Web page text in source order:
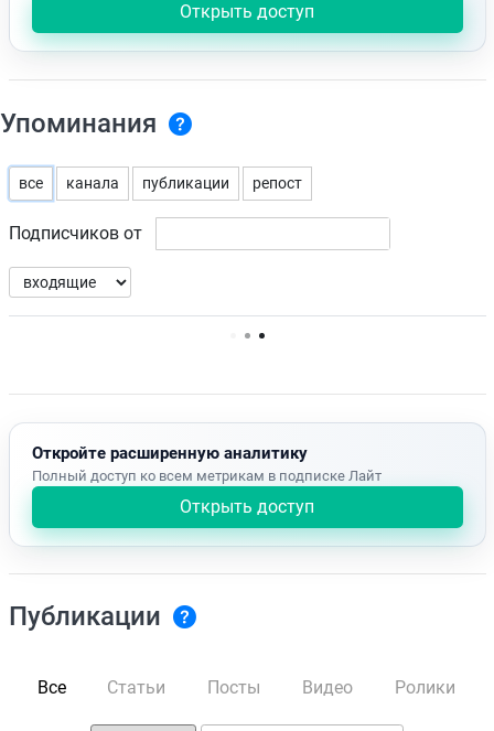
Открыть доступ
Упоминания
все канала публикации репост
Подписчиков от
Нет доступных упоминаний.
Откройте расширенную аналитику
Полный доступ ко всем метрикам в подписке Лайт
Открыть доступ
Публикации
Все Статьи Посты Видео Ролики